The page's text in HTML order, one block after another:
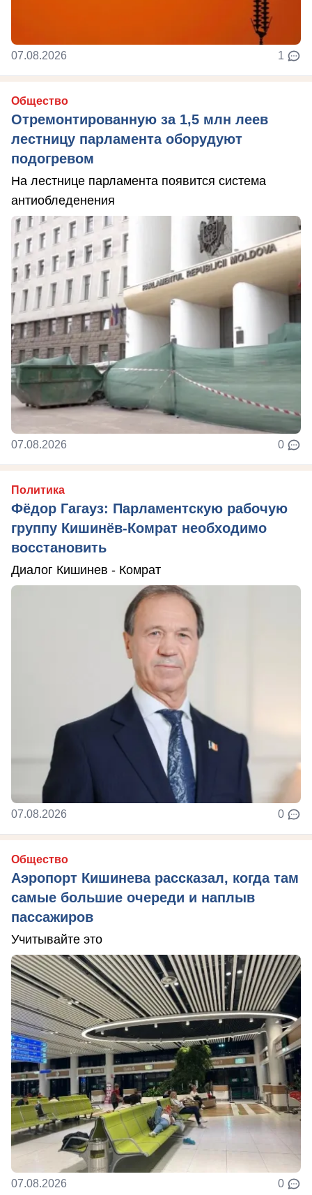
07.08.2026 1
Общество
Отремонтированную за 1,5 млн леев
лестницу парламента оборудуют
подогревом
На лестнице парламента появится система
антиобледенения
07.08.2026 0
Политика
Фёдор Гагауз: Парламентскую рабочую
группу Кишинёв-Комрат необходимо
восстановить
Диалог Кишинев - Комрат
07.08.2026 0
Общество
Аэропорт Кишинева рассказал, когда там
самые большие очереди и наплыв
пассажиров
Учитывайте это
07.08.2026 0